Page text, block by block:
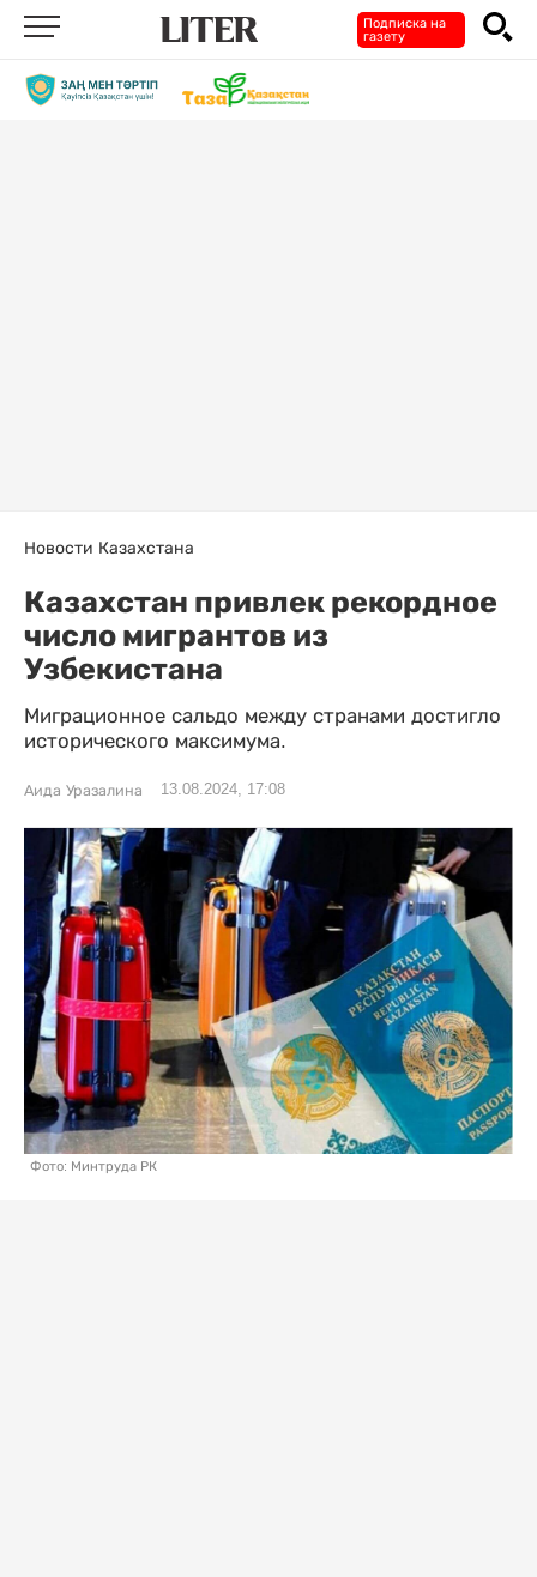
Подписка на
газету
Новости Казахстана
Казахстан привлек рекордное
число мигрантов из
Узбекистана
Миграционное сальдо между странами достигло
исторического максимума.
Аида Уразалина 13.08.2024, 17:08
Фото: Минтруда РК